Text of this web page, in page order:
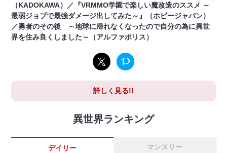
（KADOKAWA）／『VRMMO学園で楽しい魔改造のススメ ～
最弱ジョブで最強ダメージ出してみた～』（ホビージャパン）
／勇者のその後 ～地球に帰れなくなったので自分の為に異世
界を住み良くしました～（アルファポリス）
詳しく見る!!
異世界ランキング
デイリー マンスリー